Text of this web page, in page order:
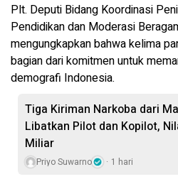
Plt. Deputi Bidang Koordinasi
Pendidikan dan Moderasi
mengungkapkan bahwa kelima
bagian dari komitmen untuk
demografi Indonesia.
Tiga Kiriman Narkoba dari
Libatkan Pilot dan Kopilot,
Miliar
Priyo Suwarno 1 hari